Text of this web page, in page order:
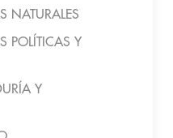
NATURALES
POLÍTICAS Y
Y